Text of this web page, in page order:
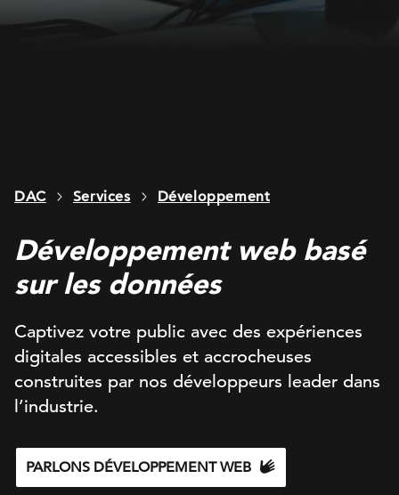
DAC Services Développement
Développement web basé
sur les données
Captivez votre public avec des expériences
digitales accessibles et accrocheuses
construites par nos développeurs leader dans
l’industrie.
PARLONS DÉVELOPPEMENT WEB